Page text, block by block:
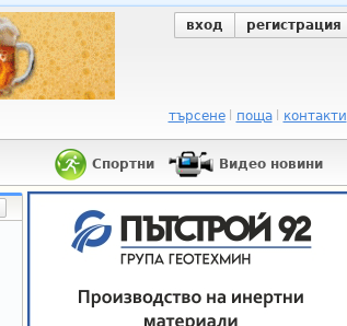
вход регистрация
търсене поща контакти
Спортни Видео новини